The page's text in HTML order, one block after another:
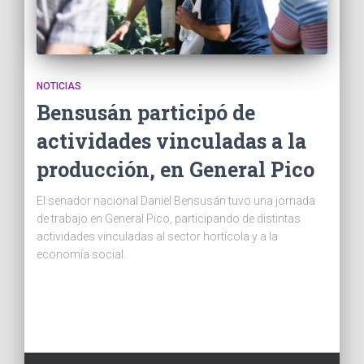
NOTICIAS
Bensusán participó de
actividades vinculadas a la
producción, en General Pico
El senador nacional Daniel Bensusán tuvo una jornada
de trabajo en General Pico, participando de distintas
actividades vinculadas al sector hortícola y a la
economía social.